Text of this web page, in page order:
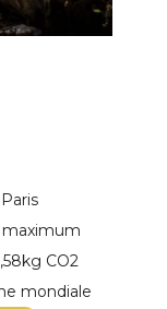
maximum
CO2
mondiale